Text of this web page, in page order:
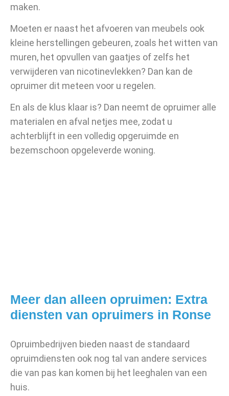
maken.
Moeten er naast het afvoeren van meubels ook
kleine herstellingen gebeuren, zoals het witten van
muren, het opvullen van gaatjes of zelfs het
verwijderen van nicotinevlekken? Dan kan de
opruimer dit meteen voor u regelen.
En als de klus klaar is? Dan neemt de opruimer alle
materialen en afval netjes mee, zodat u
achterblijft in een volledig opgeruimde en
bezemschoon opgeleverde woning.
Meer dan alleen opruimen: Extra
diensten van opruimers in Ronse
Opruimbedrijven bieden naast de standaard
opruimdiensten ook nog tal van andere services
die van pas kan komen bij het leeghalen van een
huis.